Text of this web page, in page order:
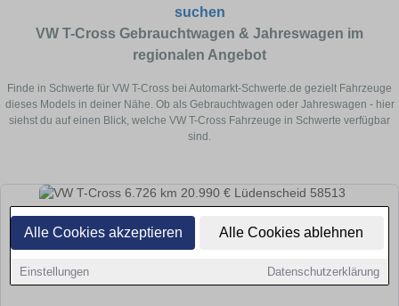
Alle Cookies akzeptieren Alle Cookies ablehnen
Einstellungen Datenschutzerklärung
suchen
VW T-Cross Gebrauchtwagen & Jahreswagen im
regionalen Angebot
Finde in Schwerte für VW T-Cross bei Automarkt-Schwerte.de gezielt Fahrzeuge
dieses Models in deiner Nähe. Ob als Gebrauchtwagen oder Jahreswagen - hier
siehst du auf einen Blick, welche VW T-Cross Fahrzeuge in Schwerte verfügbar
sind.